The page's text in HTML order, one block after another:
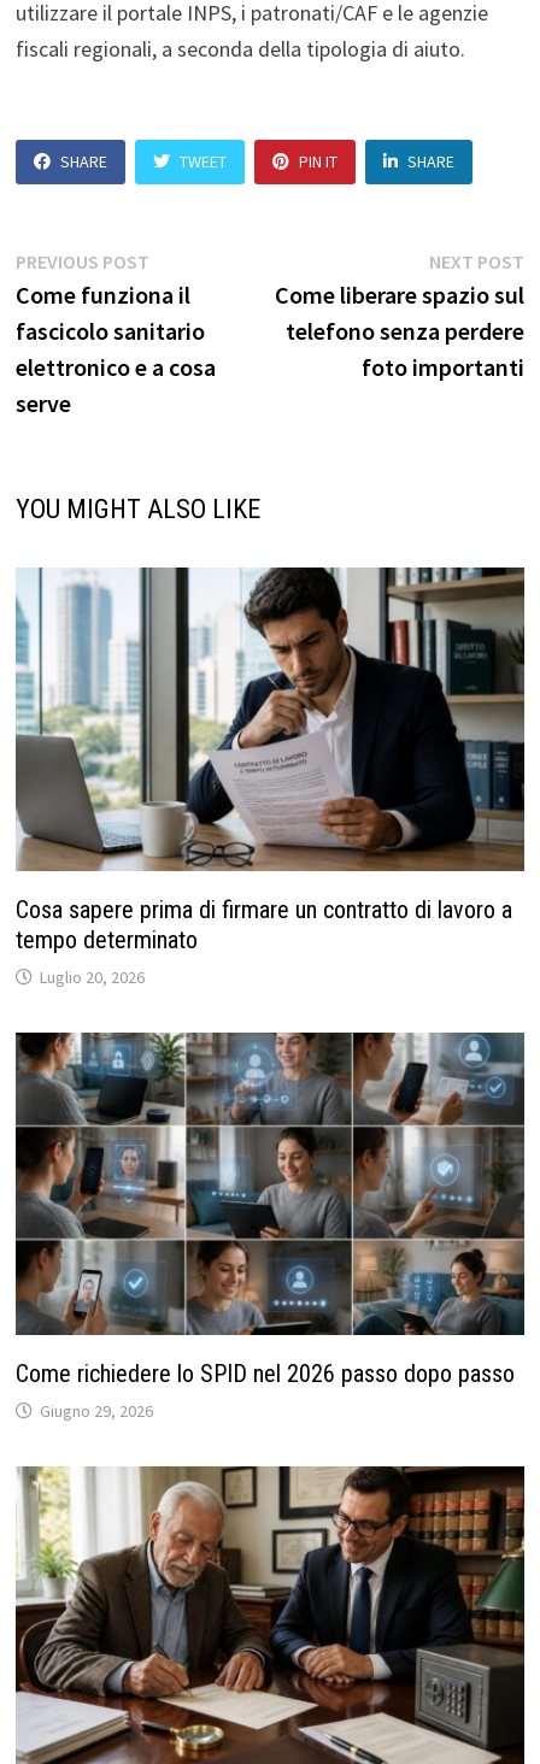
utilizzare il portale INPS, i patronati/CAF e le agenzie
fiscali regionali, a seconda della tipologia di aiuto.
SHARE TWEET PIN IT SHARE
Navigazione
articoli
PREVIOUS POSTPrevious
post:
Come funziona il
fascicolo sanitario
elettronico e a cosa
serve
NEXT POST
Come liberare spazio sul
telefono senza perdere
foto importanti
YOU MIGHT ALSO LIKE
Cosa sapere prima di firmare un contratto di lavoro a
tempo determinato
Luglio 20, 2026
Come richiedere lo SPID nel 2026 passo dopo passo
Giugno 29, 2026